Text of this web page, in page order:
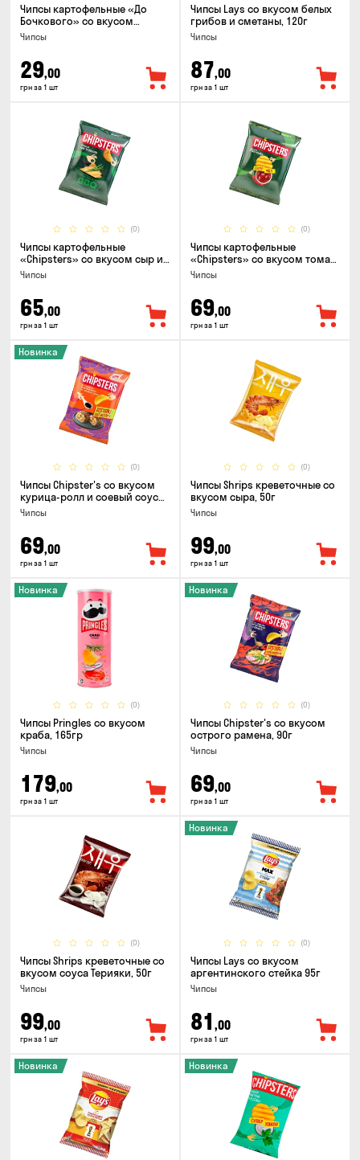
Чипсы картофельные «До
Бочкового» со вкусом
сметаны с зеленью, 100г
Чипсы
29,00
грн за 1 шт
Чипсы Lays со вкусом белых
грибов и сметаны, 120г
Чипсы
87,00
грн за 1 шт
(0)
Чипсы картофельные
«Chipsters» со вкусом сыр и
лук, 95г
Чипсы
65,00
грн за 1 шт
(0)
Чипсы картофельные
«Chipsters» со вкусом томат
спайси, 95г
Чипсы
69,00
грн за 1 шт
(0)
Новинка
Чипсы Chipster's со вкусом
курица-ролл и соевый соус
90г
Чипсы
69,00
грн за 1 шт
(0)
Чипсы Shrips креветочные со
вкусом сыра, 50г
Чипсы
99,00
грн за 1 шт
(0)
Новинка
Чипсы Pringles со вкусом
краба, 165гр
Чипсы
179,00
грн за 1 шт
(0)
Новинка
Чипсы Chipster's со вкусом
острого рамена, 90г
Чипсы
69,00
грн за 1 шт
(0)
Чипсы Shrips креветочные со
вкусом соуса Терияки, 50г
Чипсы
99,00
грн за 1 шт
(0)
Новинка
Чипсы Lays со вкусом
аргентинского стейка 95г
Чипсы
81 ,00
грн за 1 шт
Новинка Новинка